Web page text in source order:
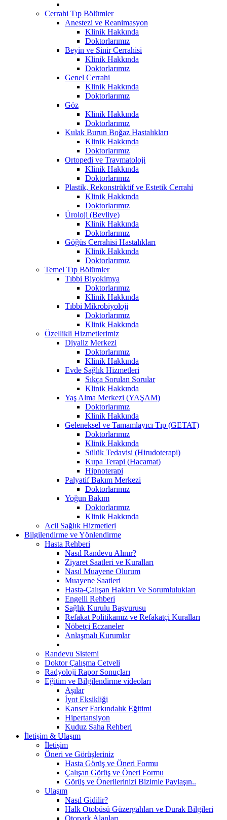
Cerrahi Tıp Bölümler
Anestezi ve Reanimasyon
Klinik Hakkında
Doktorlarımız
Beyin ve Sinir Cerrahisi
Klinik Hakkında
Doktorlarımız
Genel Cerrahi
Klinik Hakkında
Doktorlarımız
Göz
Klinik Hakkında
Doktorlarımız
Kulak Burun Boğaz Hastalıkları
Klinik Hakkında
Doktorlarımız
Ortopedi ve Travmatoloji
Klinik Hakkında
Doktorlarımız
Plastik, Rekonstrüktif ve Estetik Cerrahi
Klinik Hakkında
Doktorlarımız
Üroloji (Bevliye)
Klinik Hakkında
Doktorlarımız
Göğüs Cerrahisi Hastalıkları
Klinik Hakkında
Doktorlarımız
Temel Tıp Bölümler
Tıbbi Biyokimya
Doktorlarımız
Klinik Hakkında
Tıbbi Mikrobiyoloji
Doktorlarımız
Klinik Hakkında
Özellikli Hizmetlerimiz
Diyaliz Merkezi
Doktorlarımız
Klinik Hakkında
Evde Sağlık Hizmetleri
Sıkça Sorulan Sorular
Klinik Hakkında
Yaş Alma Merkezi (YAŞAM)
Doktorlarımız
Klinik Hakkında
Geleneksel ve Tamamlayıcı Tıp (GETAT)
Doktorlarımız
Klinik Hakkında
Sülük Tedavisi (Hirudoterapi)
Kupa Terapi (Hacamat)
Hipnoterapi
Palyatif Bakım Merkezi
Doktorlarımız
Yoğun Bakım
Doktorlarımız
Klinik Hakkında
Acil Sağlık Hizmetleri
Bilgilendirme ve Yönlendirme
Hasta Rehberi
Nasıl Randevu Alınır?
Ziyaret Saatleri ve Kuralları
Nasıl Muayene Olurum
Muayene Saatleri
Hasta-Çalışan Hakları Ve Sorumlulukları
Engelli Rehberi
Sağlık Kurulu Başvurusu
Refakat Politikamız ve Refakatçi Kuralları
Nöbetçi Eczaneler
Anlaşmalı Kurumlar
Randevu Sistemi
Doktor Çalışma Cetveli
Radyoloji Rapor Sonuçları
Eğitim ve Bilgilendirme videoları
Aşılar
İyot Eksikliği
Kanser Farkındalık Eğitimi
Hipertansiyon
Kuduz Saha Rehberi
İletişim & Ulaşım
İletişim
Öneri ve Görüşleriniz
Hasta Görüş ve Öneri Formu
Çalışan Görüş ve Öneri Formu
Görüş ve Önerilerinizi Bizimle Paylaşın..
Ulaşım
Nasıl Gidilir?
Halk Otobüsü Güzergahları ve Durak Bilgileri
Otopark Alanları